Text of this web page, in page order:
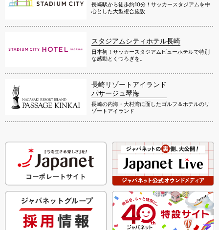
長崎駅から徒歩約10分！サッカースタジアムを中
心とした大型複合施設
スタジアムシティホテル長崎
日本初！サッカースタジアムビューホテルで特別
な感動とくつろぎを。
長崎リゾートアイランド
パサージュ琴海
長崎の内海・大村湾に面したゴルフ＆ホテルのリ
ゾートアイランド